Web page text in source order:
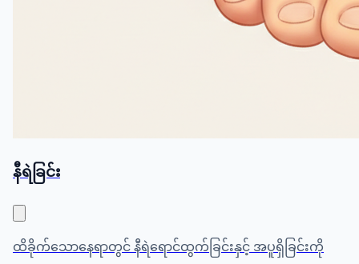
နီရဲခြင်း
ထိခိုက်သောနေရာတွင် နီရဲရောင်ထွက်ခြင်းနှင့် အပူရှိခြင်းကို